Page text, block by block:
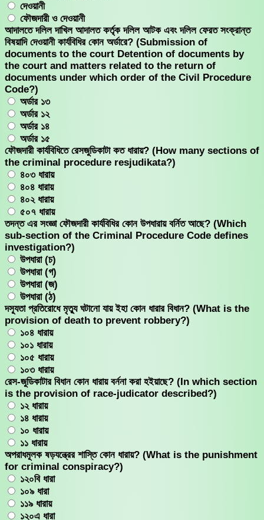
দেওয়ানী
ফৌজদারী ও দেওয়ানী
আদালতে দলিল দাখিল আদালত কর্তৃক দলিল আটক এবং দলিল ফেরত সংক্রান্ত
বিষয়াদি দেওয়ানী কার্যবিধির কোন অর্ডারে? (Submission of
documents to the court Detention of documents by
the court and matters related to the return of
documents under which order of the Civil Procedure
Code?)
অর্ডার ১৩
অর্ডার ১২
অর্ডার ১৪
অর্ডার ১৫
ফৌজদারী কার্যবিধিতে রেসজুডিকাটা কত ধারায়? (How many sections of
the criminal procedure resjudikata?)
৪০৩ ধারায়
৪০৪ ধারায়
৪০২ ধারায়
৫০৭ ধারায়
তদন্ত এর সংজ্ঞা ফৌজদারী কার্যবিধির কোন উপধারায় বর্নিত আছে? (Which
sub-section of the Criminal Procedure Code defines
investigation?)
উপধারা (চ)
উপধারা (গ)
উপধারা (জ)
উপধারা (ঠ)
দস্যূতা প্রতিরোধে মৃত্যু ঘটানো যায় ইহা কোন ধারার বিধান? (What is the
provision of death to prevent robbery?)
১০৪ ধারায়
১০১ ধারায়
১০৫ ধারায়
১০৩ ধারায়
রেস-জুডিকাটার বিধান কোন ধারায় বর্ননা করা হইয়াছে? (In which section
is the provision of race-judicator described?)
১২ ধারায়
১৪ ধারায়
১০ ধারায়
১১ ধারায়
অপরাধমূলক ষড়যন্ত্রের শাস্তি কোন ধারায়? (What is the punishment
for criminal conspiracy?)
১২০বি ধারা
১০৯ ধারা
১১৯ ধারায়
১২০এ ধারা